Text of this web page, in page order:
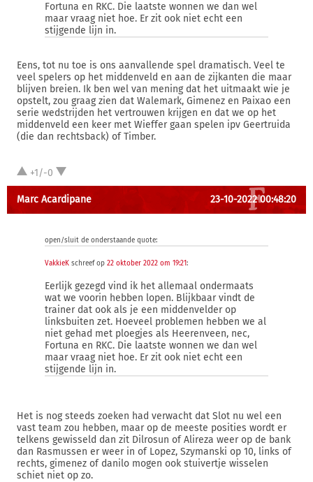
Fortuna en RKC. Die laatste wonnen we dan wel
maar vraag niet hoe. Er zit ook niet echt een
stijgende lijn in.
Eens, tot nu toe is ons aanvallende spel dramatisch. Veel te
veel spelers op het middenveld en aan de zijkanten die maar
blijven breien. Ik ben wel van mening dat het uitmaakt wie je
opstelt, zou graag zien dat Walemark, Gimenez en Paixao een
serie wedstrijden het vertrouwen krijgen en dat we op het
middenveld een keer met Wieffer gaan spelen ipv Geertruida
(die dan rechtsback) of Timber.
+1/-0
Marc Acardipane 23-10-2022 00:48:20
open/sluit de onderstaande quote:
VakkieK schreef op 22 oktober 2022 om 19:21:
Eerlijk gezegd vind ik het allemaal ondermaats
wat we voorin hebben lopen. Blijkbaar vindt de
trainer dat ook als je een middenvelder op
linksbuiten zet. Hoeveel problemen hebben we al
niet gehad met ploegjes als Heerenveen, nec,
Fortuna en RKC. Die laatste wonnen we dan wel
maar vraag niet hoe. Er zit ook niet echt een
stijgende lijn in.
Het is nog steeds zoeken had verwacht dat Slot nu wel een
vast team zou hebben, maar op de meeste posities wordt er
telkens gewisseld dan zit Dilrosun of Alireza weer op de bank
dan Rasmussen er weer in of Lopez, Szymanski op 10, links of
rechts, gimenez of danilo mogen ook stuivertje wisselen
schiet niet op zo.